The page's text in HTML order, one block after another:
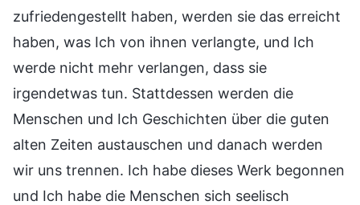
zufriedengestellt haben, werden sie das erreicht
haben, was Ich von ihnen verlangte, und Ich
werde nicht mehr verlangen, dass sie
irgendetwas tun. Stattdessen werden die
Menschen und Ich Geschichten über die guten
alten Zeiten austauschen und danach werden
wir uns trennen. Ich habe dieses Werk begonnen
und Ich habe die Menschen sich seelisch